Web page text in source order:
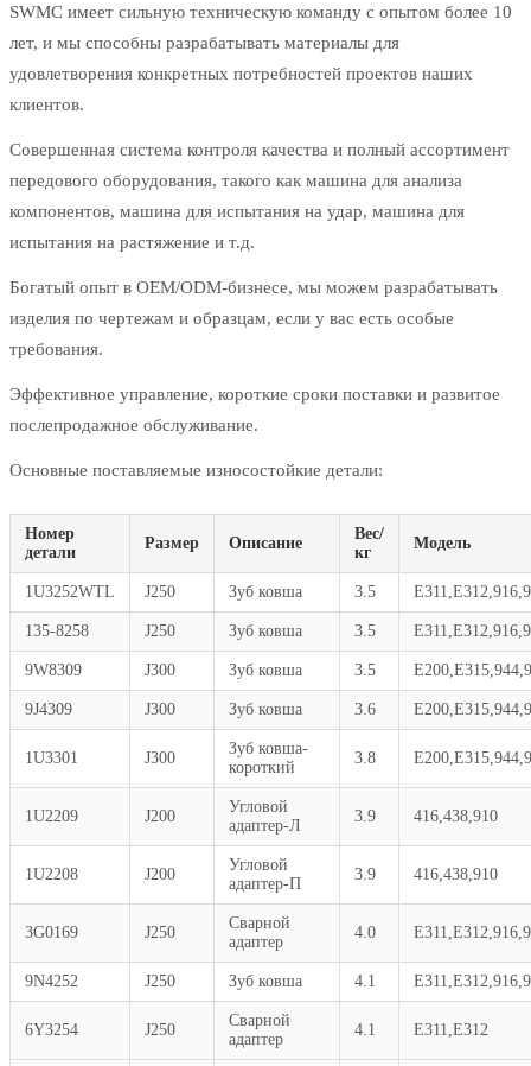
SWMC имеет сильную техническую команду с опытом более 10
лет, и мы способны разрабатывать материалы для
удовлетворения конкретных потребностей проектов наших
клиентов.
Совершенная система контроля качества и полный ассортимент
передового оборудования, такого как машина для анализа
компонентов, машина для испытания на удар, машина для
испытания на растяжение и т.д.
Богатый опыт в OEM/ODM-бизнесе, мы можем разрабатывать
изделия по чертежам и образцам, если у вас есть особые
требования.
Эффективное управление, короткие сроки поставки и развитое
послепродажное обслуживание.
Основные поставляемые износостойкие детали:
Номер
детали
Размер Описание
Вес/
кг
Модель
1U3252WTL J250 Зуб ковша 3.5
135-8258 J250 Зуб ковша 3.5
9W8309 J300 Зуб ковша 3.5
9J4309 J300 Зуб ковша 3.6
1U3301 J300
Зуб ковша-
короткий
3.8
1U2209 J200
Угловой
адаптер-Л
3.9 416,438,910
1U2208 J200
Угловой
адаптер-П
3.9 416,438,910
3G0169 J250
Сварной
адаптер
4.0
9N4252 J250 Зуб ковша 4.1
6Y3254 J250
Сварной
адаптер
4.1 E311,E312